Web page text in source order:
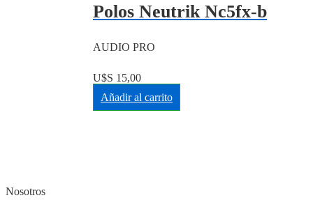
Polos Neutrik Nc5fx-b
AUDIO PRO
U$S 15,00
Añadir al carrito
Nosotros